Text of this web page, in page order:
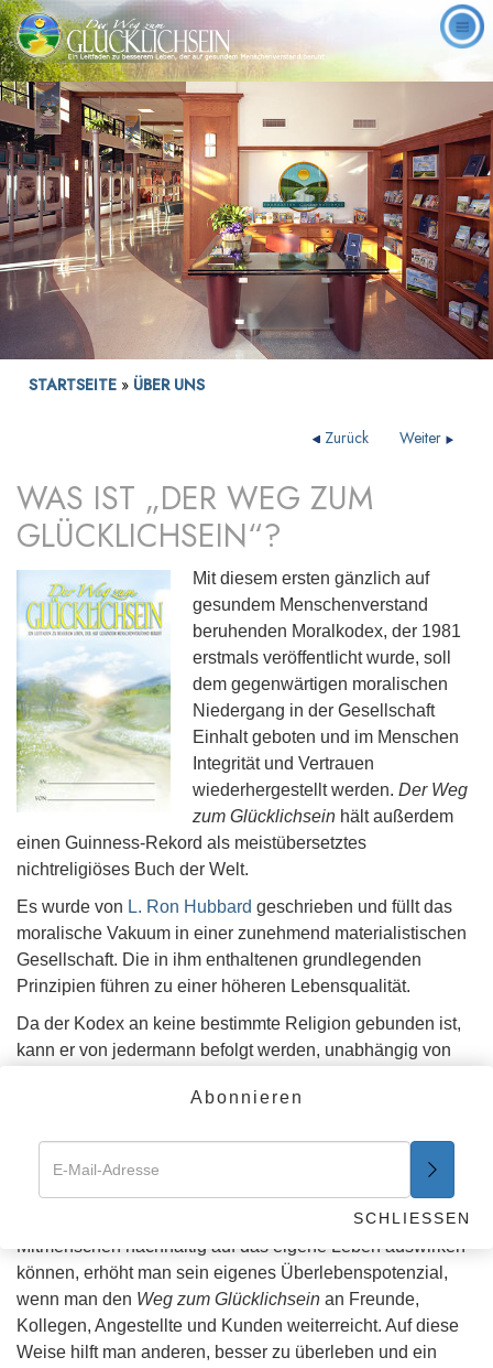
STARTSEITE » ÜBER UNS
Weiter
Zurück
WAS IST „DER WEG ZUM
GLÜCKLICHSEIN“?
Mit diesem ersten gänzlich auf
gesundem Menschenverstand
beruhenden Moralkodex, der 1981
erstmals veröffentlicht wurde, soll
dem gegenwärtigen moralischen
Niedergang in der Gesellschaft
Einhalt geboten und im Menschen
Integrität und Vertrauen
wiederhergestellt werden. Der Weg
zum Glücklichsein hält außerdem
einen Guinness-Rekord als meistübersetztes
nichtreligiöses Buch der Welt.
Es wurde von L. Ron Hubbard geschrieben und füllt das
moralische Vakuum in einer zunehmend materialistischen
Gesellschaft. Die in ihm enthaltenen grundlegenden
Prinzipien führen zu einer höheren Lebensqualität.
Da der Kodex an keine bestimmte Religion gebunden ist,
kann er von jedermann befolgt werden, unabhängig von
einander vereinenden Bindungen zwischen den Menschen
Die eigentliche Macht des Buches kommt dann zur
Geltung, wenn es an andere verteilt und von Hand zu
Hand weitergereicht wird. Da sich die Taten der
Mitmenschen nachhaltig auf das eigene Leben auswirken
können, erhöht man sein eigenes Überlebenspotenzial,
wenn man den Weg zum Glücklichsein an Freunde,
Kollegen, Angestellte und Kunden weiterreicht. Auf diese
Weise hilft man anderen, besser zu überleben und ein
Abonnieren
SCHLIESSEN